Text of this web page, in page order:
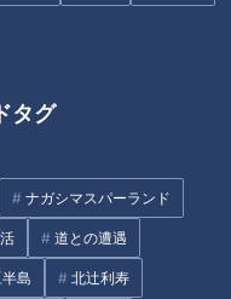
タグ
ナガシマスパーランド
道との遭遇
島 北辻利寿
完全ゴール！